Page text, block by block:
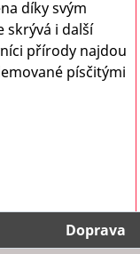
díky svým
skrývá i další
přírody najdou
písčitými
Doprava